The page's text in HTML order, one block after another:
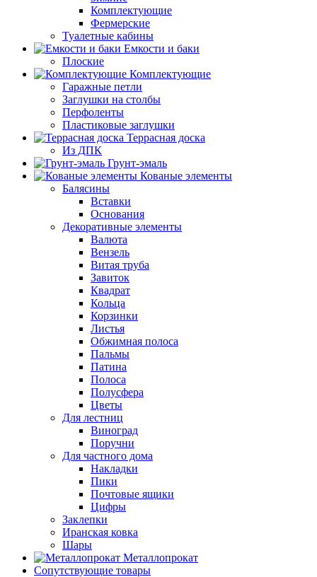
Комплектующие
Фермерские
Туалетные кабины
Емкости и баки
Плоские
Комплектующие
Гаражные петли
Заглушки на столбы
Перфоленты
Пластиковые заглушки
Террасная доска
Из ДПК
Грунт-эмаль
Кованые элементы
Балясины
Вставки
Основания
Декоративные элементы
Валюта
Вензель
Витая труба
Завиток
Квадрат
Кольца
Корзинки
Листья
Обжимная полоса
Пальмы
Патина
Полоса
Полусфера
Цветы
Для лестниц
Виноград
Поручни
Для частного дома
Накладки
Пики
Почтовые ящики
Цифры
Заклепки
Иранская ковка
Шары
Металлопрокат
Сопутствующие товары